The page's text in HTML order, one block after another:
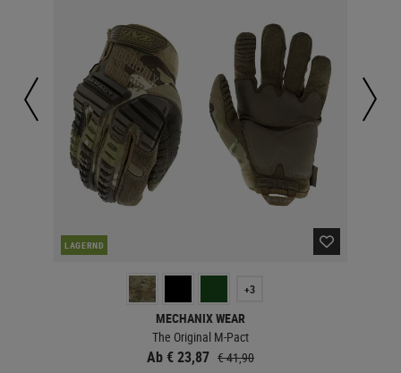
LAGERND
+3
MECHANIX WEAR
The Original M-Pact
Ab € 23,87 € 41,90